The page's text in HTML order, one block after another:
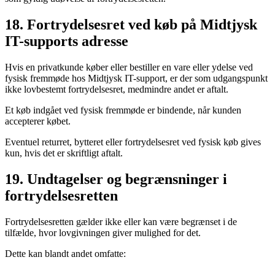
18. Fortrydelsesret ved køb på Midtjysk
IT-supports adresse
Hvis en privatkunde køber eller bestiller en vare eller ydelse ved
fysisk fremmøde hos Midtjysk IT-support, er der som udgangspunkt
ikke lovbestemt fortrydelsesret, medmindre andet er aftalt.
Et køb indgået ved fysisk fremmøde er bindende, når kunden
accepterer købet.
Eventuel returret, bytteret eller fortrydelsesret ved fysisk køb gives
kun, hvis det er skriftligt aftalt.
19. Undtagelser og begrænsninger i
fortrydelsesretten
Fortrydelsesretten gælder ikke eller kan være begrænset i de
tilfælde, hvor lovgivningen giver mulighed for det.
Dette kan blandt andet omfatte: